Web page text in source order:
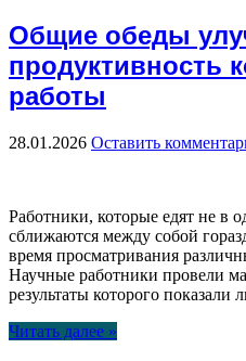
Общие обеды
продуктивность
работы
28.01.2026 Оставить
Работники, которые едят не в
сближаются между собой
время просматривания
Научные работники провели
результаты которого
Читать далее »